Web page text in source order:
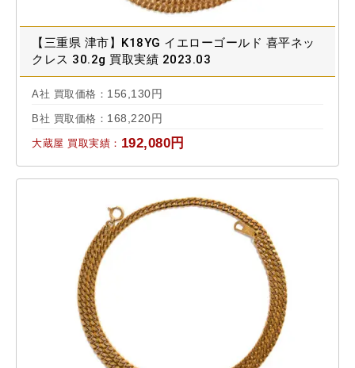
【三重県 津市】K18YG イエローゴールド 喜平ネッ
クレス 30.2g 買取実績 2023.03
A社 買取価格： 156,130円
B社 買取価格： 168,220円
大蔵屋 買取実績： 192,080円